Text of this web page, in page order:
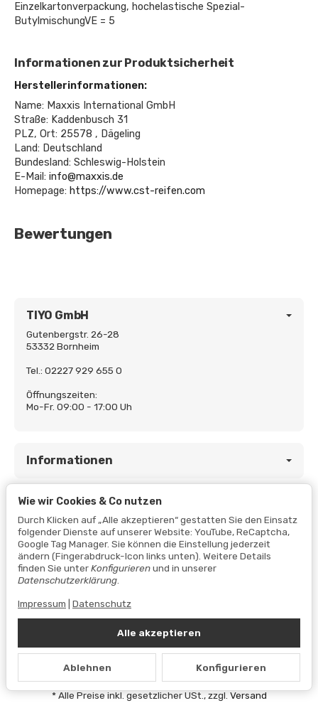
Einzelkartonverpackung, hochelastische Spezial-
ButylmischungVE = 5
Informationen zur Produktsicherheit
Herstellerinformationen:
Name: Maxxis International GmbH
Straße: Kaddenbusch 31
PLZ, Ort: 25578 , Dägeling
Land: Deutschland
Bundesland: Schleswig-Holstein
E-Mail: info@maxxis.de
Homepage: https://www.cst-reifen.com
Bewertungen
TIYO GmbH
Gutenbergstr. 26-28
53332 Bornheim
Tel.: 02227 929 655 0
Öffnungszeiten:
Mo-Fr. 09:00 - 17:00 Uh
Informationen
Gesetzliche Informationen
Vertrag widerrufen
Datenschutzerklärung•Impressum
*Alle Preise inkl. gesetzlicher USt., zzgl. Versand
Alle akzeptieren
Ablehnen Konfigurieren
Wie wir Cookies & Co nutzen
Durch Klicken auf „Alle akzeptieren“ gestatten Sie den Einsatz
folgender Dienste auf unserer Website: YouTube, ReCaptcha,
Google Tag Manager. Sie können die Einstellung jederzeit
ändern (Fingerabdruck-Icon links unten). Weitere Details
finden Sie unterKonfigurierenund in unserer
Datenschutzerklärung.
Impressum Datenschutz